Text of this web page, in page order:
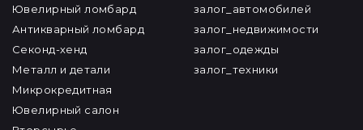
Ювелирный ломбард
Антикварный ломбард
Секонд-хенд
Металл и детали
Микрокредитная
Ювелирный салон
залог_автомобилей
залог_недвижимости
залог_одежды
залог_техники